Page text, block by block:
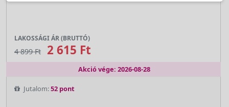
LAKOSSÁGI ÁR (BRUTTÓ)
4 899 Ft 2 615 Ft
Akció vége: 2026-08-28
Jutalom:52 pont